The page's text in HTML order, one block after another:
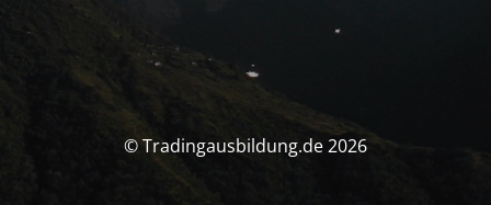
© Tradingausbildung.de 2026